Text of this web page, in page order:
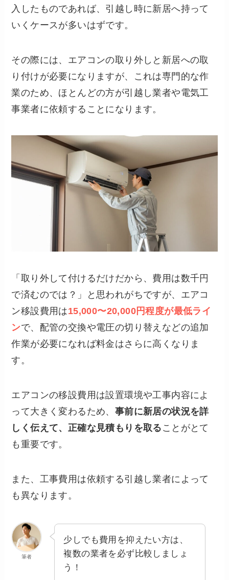
入したものであれば、引越し時に新居へ持って
いくケースが多いはずです。
その際には、エアコンの取り外しと新居への取
り付けが必要になりますが、これは専門的な作
業のため、ほとんどの方が引越し業者や電気工
事業者に依頼することになります。
「取り外して付けるだけだから、費用は数千円
で済むのでは？」と思われがちですが、エアコ
ン移設費用は15,000〜20,000円程度が最低ライ
ンで、配管の交換や電圧の切り替えなどの追加
作業が必要になれば料金はさらに高くなりま
す。
エアコンの移設費用は設置環境や工事内容によ
って大きく変わるため、 事前に新居の状況を詳
しく伝えて、正確な見積もりを取る ことがとて
も重要です。
また、工事費用は依頼する引越し業者によって
も異なります。
筆者
少しでも費用を抑えたい方は、
複数の業者を必ず比較しましょ
う！